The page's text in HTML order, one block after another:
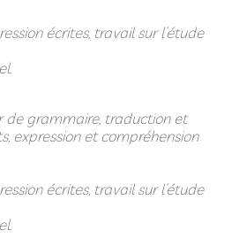
écrites, travail sur l’étude
de grammaire, traduction et
expression et compréhension
écrites, travail sur l’étude